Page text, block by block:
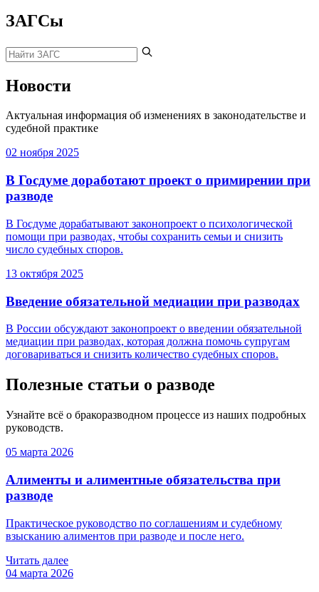
ЗАГСы
Новости
Актуальная информация об изменениях в законодательстве и
судебной практике
02 ноября 2025
В Госдуме доработают проект о примирении при
разводе
В Госдуме дорабатывают законопроект о психологической
помощи при разводах, чтобы сохранить семьи и снизить
число судебных споров.
13 октября 2025
Введение обязательной медиации при разводах
В России обсуждают законопроект о введении обязательной
медиации при разводах, которая должна помочь супругам
договариваться и снизить количество судебных споров.
Полезные статьи о разводе
Узнайте всё о бракоразводном процессе из наших подробных
руководств.
05 марта 2026
Алименты и алиментные обязательства при
разводе
Практическое руководство по соглашениям и судебному
взысканию алиментов при разводе и после него.
Читать далее
04 марта 2026